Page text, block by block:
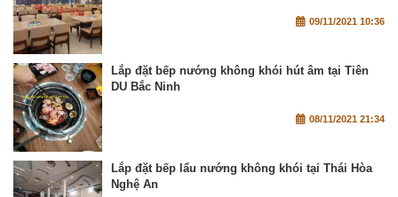
09/11/2021 10:36
Lắp đặt bếp nướng không khói hút âm tại Tiên
DU Bắc Ninh
08/11/2021 21:34
Lắp đặt bếp lẩu nướng không khói tại Thái Hòa
Nghệ An